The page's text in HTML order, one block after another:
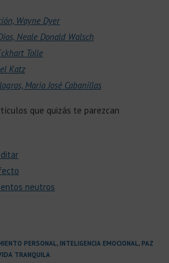
Wayne Dyer
Neale Donald Walsch
Tolle
Katz
Maria José Cabanillas
que quizás te parezcan
neutros
PERSONAL, INTELIGENCIA EMOCIONAL, PAZ
TRANQUILA